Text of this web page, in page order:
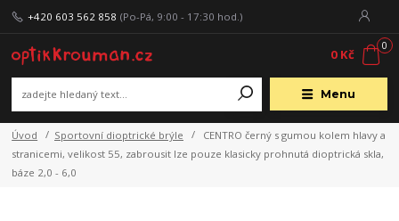
Menu
+420 603 562 858 (Po-Pá, 9:00 - 17:30 hod.)
0
0 Kč
Úvod Sportovní dioptrické brýle
CENTRO černý s gumou kolem hlavy a
stranicemi, velikost 55, zabrousit lze pouze klasicky prohnutá dioptrická skla,
báze 2,0 - 6,0